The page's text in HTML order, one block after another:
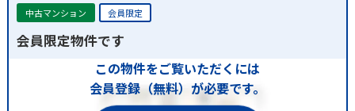
中古マンション 会員限定
会員限定物件です
この物件をご覧いただくには
会員登録（無料）が必要です。